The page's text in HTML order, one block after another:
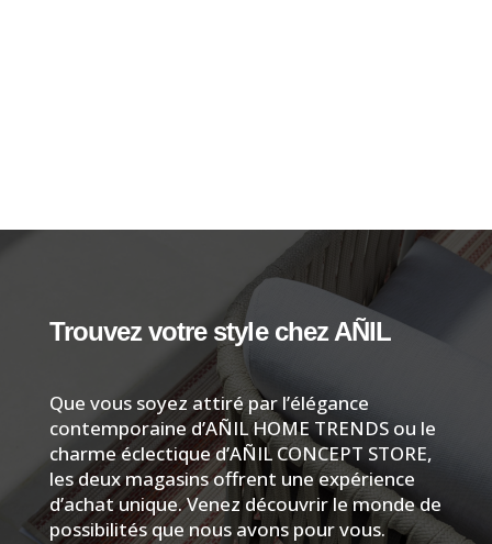
Trouvez votre style chez AÑIL
Que vous soyez attiré par l’élégance
contemporaine d’AÑIL HOME TRENDS ou le
charme éclectique d’AÑIL CONCEPT STORE,
les deux magasins offrent une expérience
d’achat unique. Venez découvrir le monde de
possibilités que nous avons pour vous.